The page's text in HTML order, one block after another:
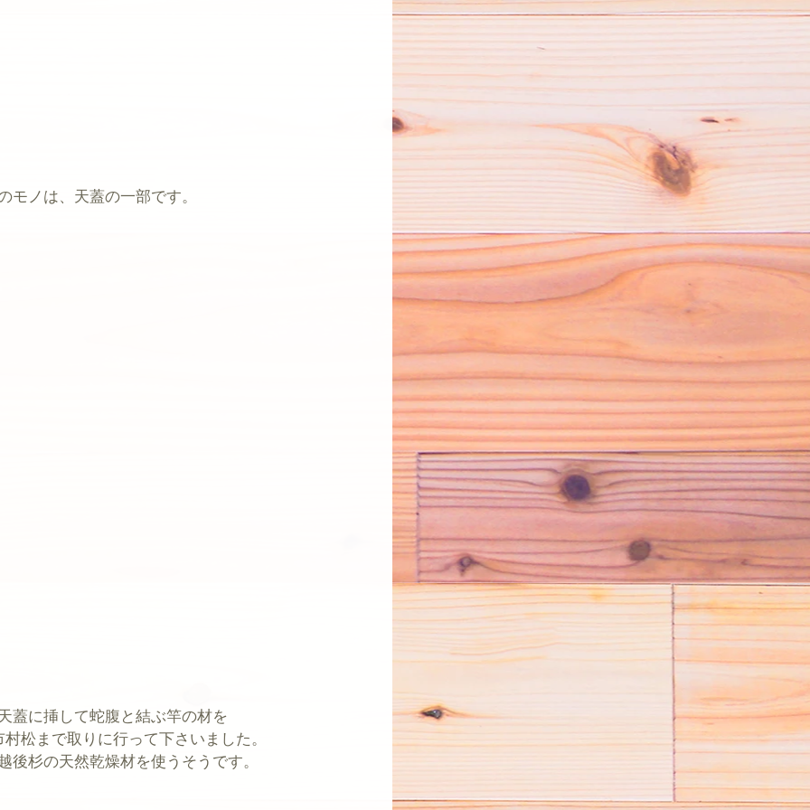
モノは、天蓋の一部です。
蓋に挿して蛇腹と結ぶ竿の材を
松まで取りに行って下さいました。
後杉の天然乾燥材を使うそうです。